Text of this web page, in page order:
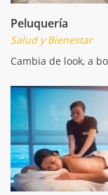
Peluquería
Salud y Bienestar
Cambia de look, a